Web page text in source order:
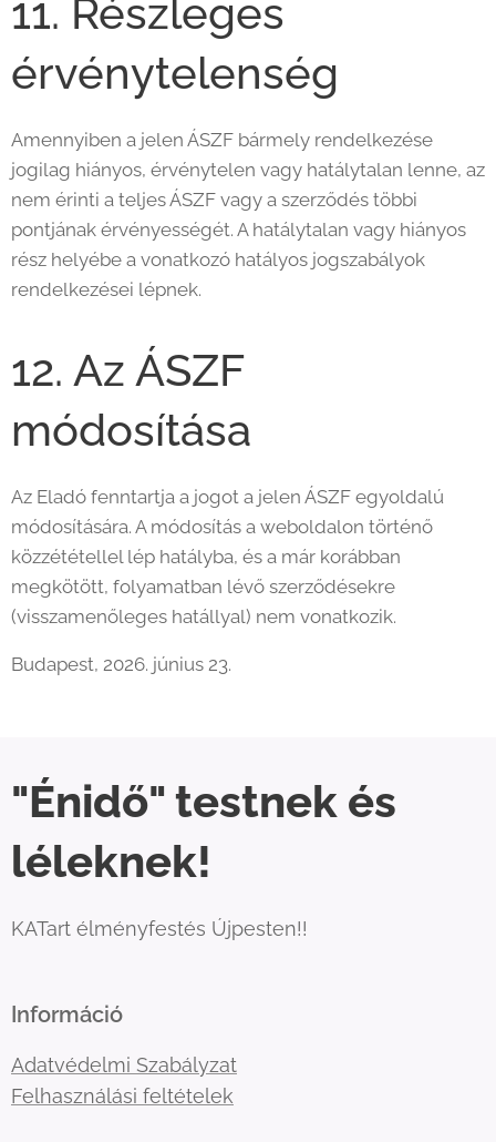
11. Részleges
érvénytelenség
Amennyiben a jelen ÁSZF bármely rendelkezése
jogilag hiányos, érvénytelen vagy hatálytalan lenne, az
nem érinti a teljes ÁSZF vagy a szerződés többi
pontjának érvényességét. A hatálytalan vagy hiányos
rész helyébe a vonatkozó hatályos jogszabályok
rendelkezései lépnek.
12. Az ÁSZF
módosítása
Az Eladó fenntartja a jogot a jelen ÁSZF egyoldalú
módosítására. A módosítás a weboldalon történő
közzététellel lép hatályba, és a már korábban
megkötött, folyamatban lévő szerződésekre
(visszamenőleges hatállyal) nem vonatkozik.
Budapest, 2026. június 23.
"Énidő" testnek és
léleknek!
KATart élményfestés Újpesten!!
Információ
Adatvédelmi Szabályzat
Felhasználási feltételek